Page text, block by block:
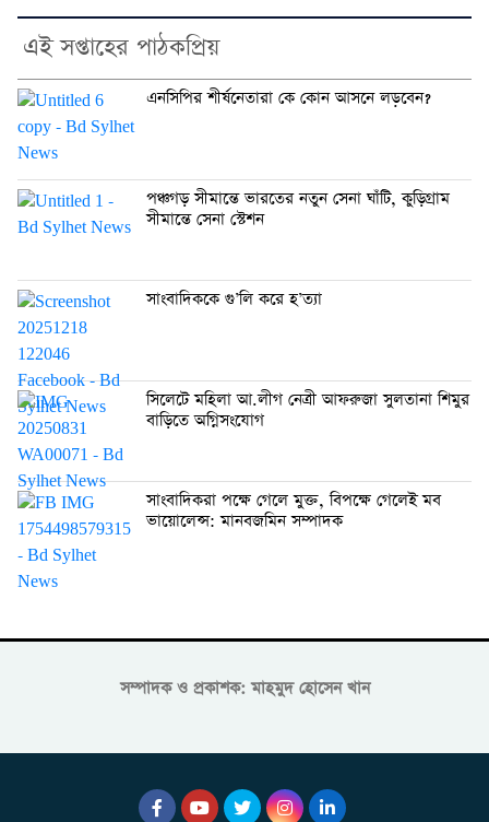
এই সপ্তাহের পাঠকপ্রিয়
এনসিপির শীর্ষনেতারা কে কোন আসনে লড়বেন?
পঞ্চগড় সীমান্তে ভারতের নতুন সেনা ঘাঁটি, কুড়িগ্রাম
সীমান্তে সেনা স্টেশন
সাংবাদিককে গু’লি করে হ’ত্যা
সিলেটে মহিলা আ.লীগ নেত্রী আফরুজা সুলতানা শিমুর
বাড়িতে অগ্নিসংযোগ
সাংবাদিকরা পক্ষে গেলে মুক্ত, বিপক্ষে গেলেই মব
ভায়োলেন্স: মানবজমিন সম্পাদক
সম্পাদক ও প্রকাশক: মাহমুদ হোসেন খান